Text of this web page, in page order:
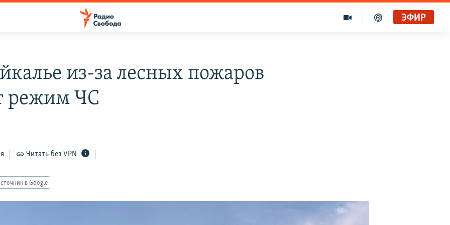
ЭФИР
из-за лесных пожаров
режим ЧС
Читать без VPN
в Google